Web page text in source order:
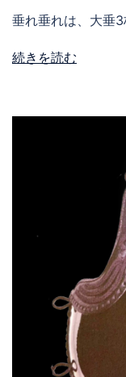
垂れ垂れは、大垂
続きを読む